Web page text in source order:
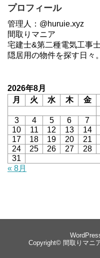
プロフィール
管理人：@huruie.xyz
間取りマニア
宅建士&第二種電気工事士
隠居用の物件を探す日々。
2026年8月
月
火 水 木 金
3
4 5 6 7
10
11 12 13 14
17
18 19 20 21
24
25 26 27 28
31
« 8月
Copyright© 間取りマニ